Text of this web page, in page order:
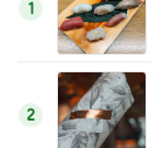
1
2